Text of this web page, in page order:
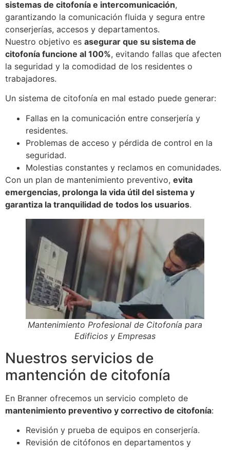
sistemas de citofonía e intercomunicación,
garantizando la comunicación fluida y segura entre
conserjerías, accesos y departamentos.
Nuestro objetivo es asegurar que su sistema de
citofonía funcione al 100%, evitando fallas que afecten
la seguridad y la comodidad de los residentes o
trabajadores.
Un sistema de citofonía en mal estado puede generar:
Fallas en la comunicación entre conserjería y
residentes.
Problemas de acceso y pérdida de control en la
seguridad.
Molestias constantes y reclamos en comunidades.
Con un plan de mantenimiento preventivo, evita
emergencias, prolonga la vida útil del sistema y
garantiza la tranquilidad de todos los usuarios.
Mantenimiento Profesional de Citofonía para
Edificios y Empresas
Nuestros servicios de
mantención de citofonía
En Branner ofrecemos un servicio completo de
mantenimiento preventivo y correctivo de citofonía:
Revisión y prueba de equipos en conserjería.
Revisión de citófonos en departamentos y